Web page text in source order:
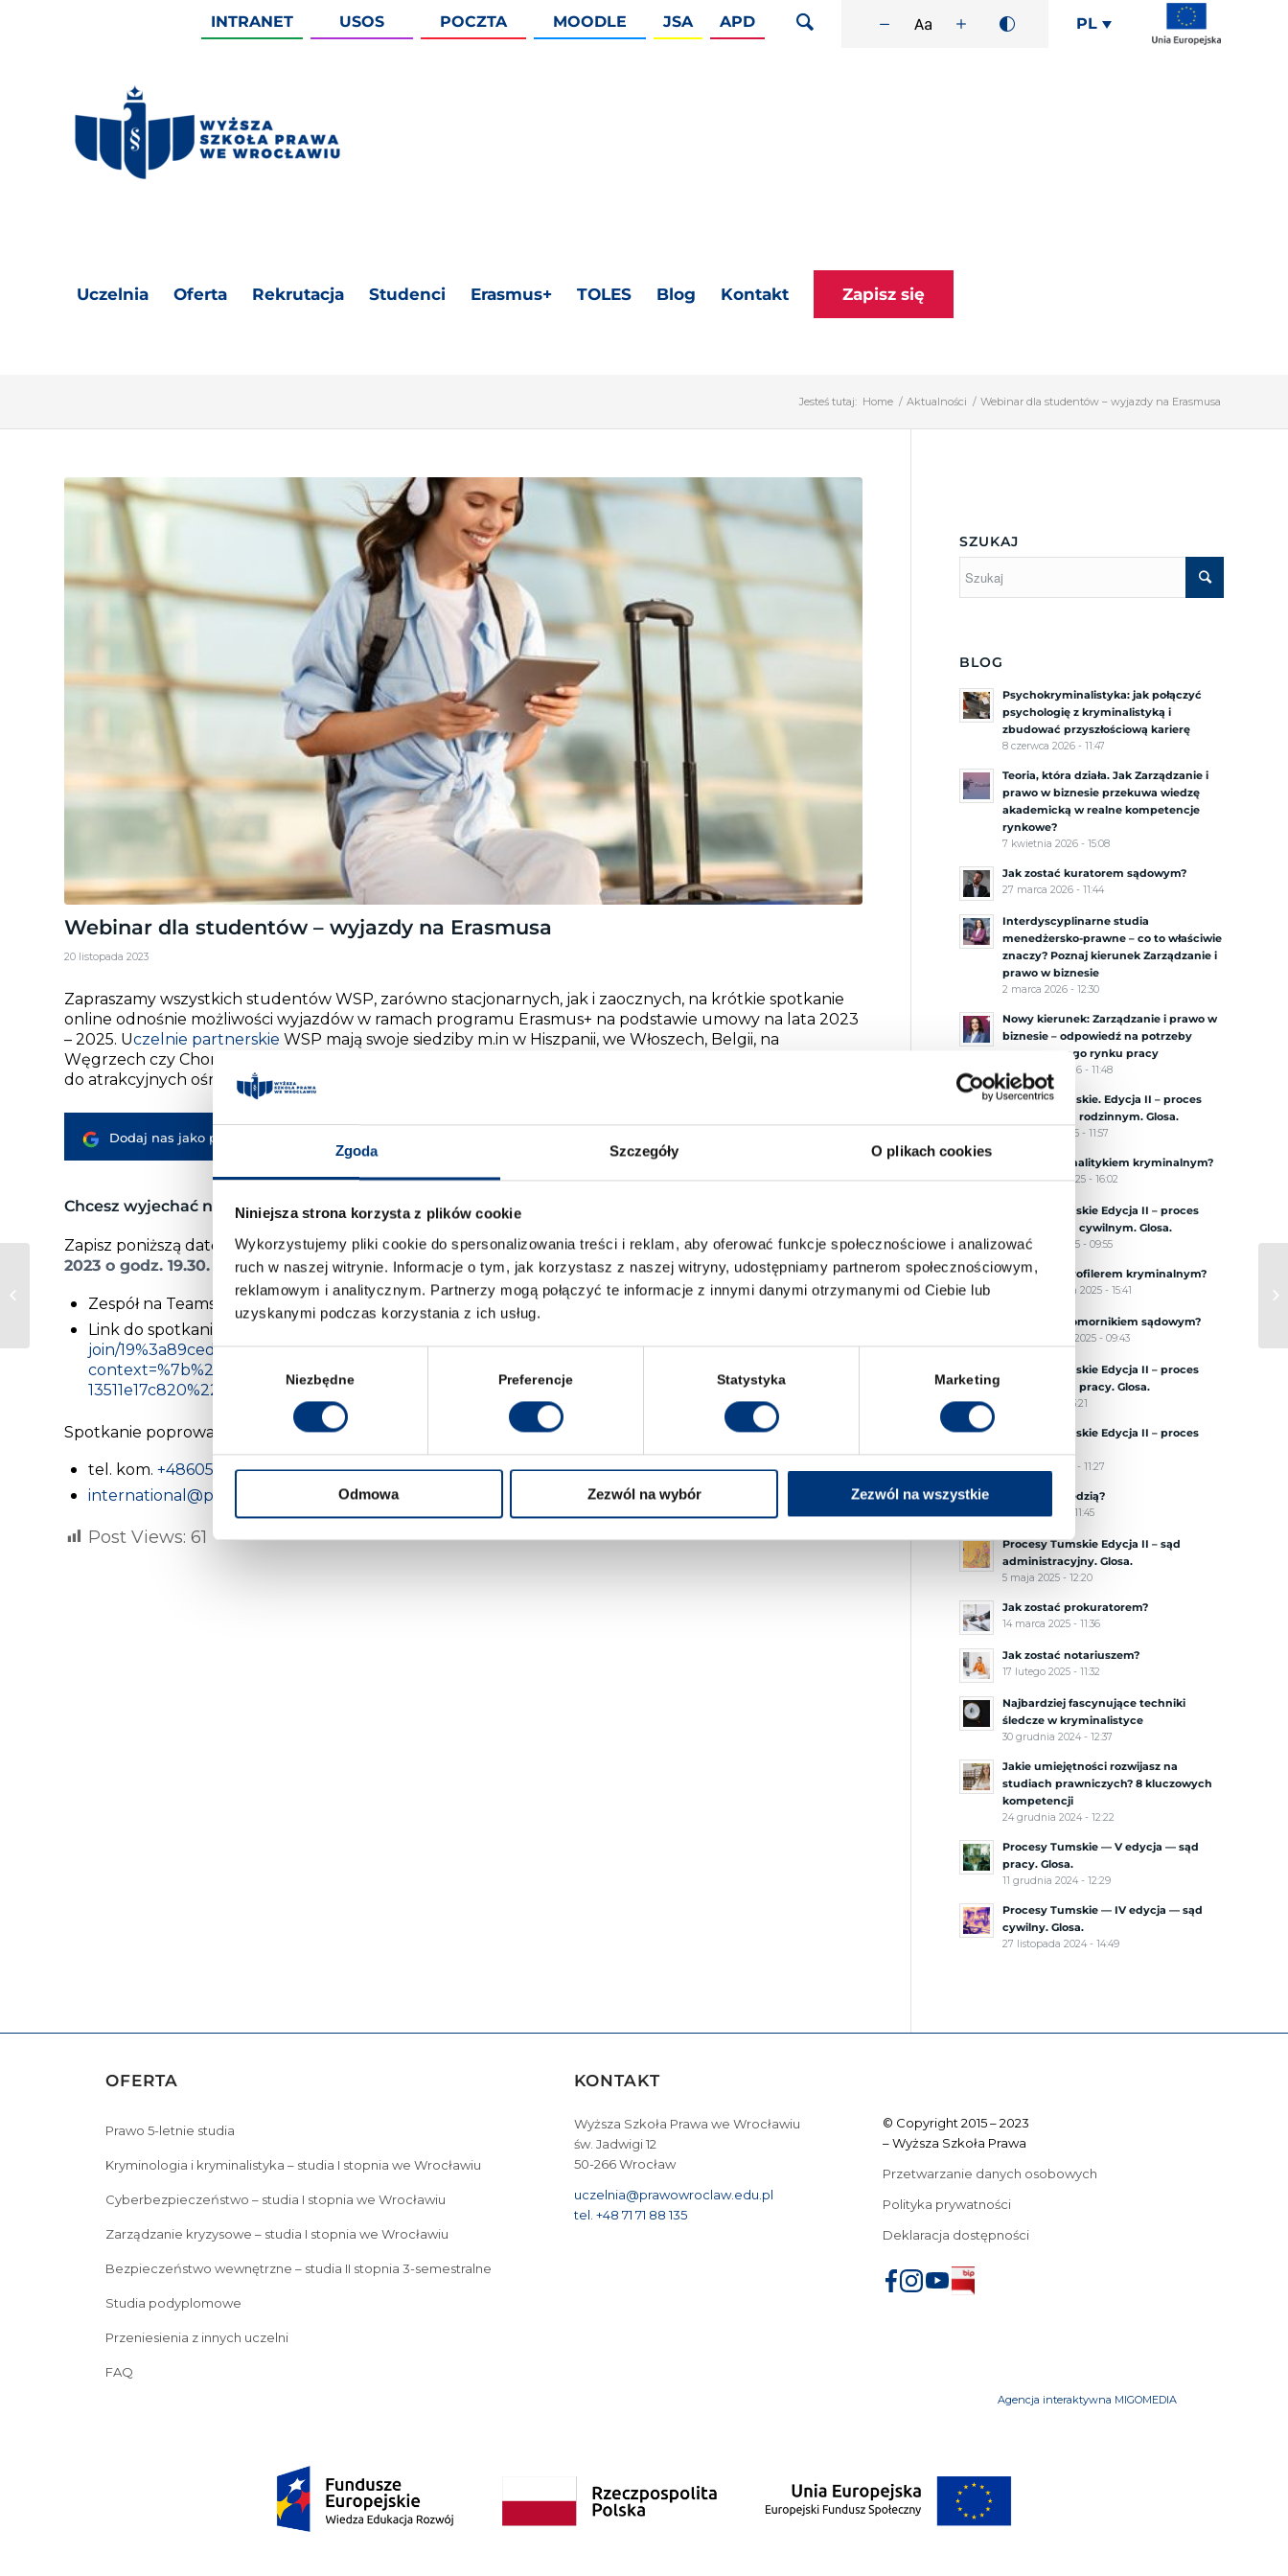
Zgoda Szczegóły O plikach cookies
Niniejsza strona korzysta z plików cookie
Wykorzystujemy pliki cookie do spersonalizowania treści i reklam, aby oferować funkcje społecznościowe i analizować
ruch w naszej witrynie. Informacje o tym, jak korzystasz z naszej witryny, udostępniamy partnerom społecznościowym,
reklamowym i analitycznym. Partnerzy mogą połączyć te informacje z innymi danymi otrzymanymi od Ciebie lub
uzyskanymi podczas korzystania z ich usług.
Wybór
zgody
Niezbędne Preferencje Statystyka Marketing
Odmowa Zezwól na wybór Zezwól na wszystkie
INTRANET USOS POCZTA MOODLE JSA APD PL
Uczelnia Oferta Rekrutacja Studenci Erasmus+ TOLES Blog Kontakt Zapisz się
Jesteś tutaj: Home / Aktualności / Webinar dla studentów – wyjazdy na Erasmusa
Webinar dla studentów – wyjazdy na Erasmusa
20 listopada 2023
Zapraszamy wszystkich studentów WSP, zarówno stacjonarnych, jak i zaocznych, na krótkie spotkanie
online odnośnie możliwości wyjazdów w ramach programu Erasmus+ na podstawie umowy na lata 2023
– 2025. Uczelnie partnerskie WSP mają swoje siedziby m.in w Hiszpanii, we Włoszech, Belgii, na
Węgrzech czy Chorwacji, studenci mają zatem możliwość wyjazdu na zagraniczne studia lub praktyki
do atrakcyjnych ośrodków akademickich.
Dodaj nas jako preferowane źródło w
Chcesz wyjechać na Erasmusa?
Zapisz poniższą datę w kalendarzu. Spotkanie odbędzie sięna platformie Teams w dniu 27 listopada
2023 o godz. 19.30.
Zespół na Teams – “Wyjazdy studenckie – program Erasmus+”; kod –
Link do spotkania:
join/19%3a89ced408cc174f059ba67a7030d0c56f%40thread.tacv2/1700121779760?
context=%7b%22Tid%22%3a%22608a74bc-132b-4848-819e-
13511e17c820%22%2c%22Oid%22%3a%225d5a29e1-c5af-414e-b6b5-df07cda5cec3%22%7d
Spotkanie poprowadzi Koordynator Programu Erasmus+ w WSP – mgr Agnieszka Madej. Kontakt:
tel. kom. +48605540698
international@prawowroclaw.edu.pl
Post Views: 61
SZUKAJ
BLOG
Psychokryminalistyka: jak połączyć
psychologię z kryminalistyką i
zbudować przyszłościową karierę
8 czerwca 2026 - 11:47
Teoria, która działa. Jak Zarządzanie i
prawo w biznesie przekuwa wiedzę
akademicką w realne kompetencje
rynkowe?
7 kwietnia 2026 - 15:08
Jak zostać kuratorem sądowym?
27 marca 2026 - 11:44
Interdyscyplinarne studia
menedżersko-prawne – co to właściwie
znaczy? Poznaj kierunek Zarządzanie i
prawo w biznesie
2 marca 2026 - 12:30
Nowy kierunek: Zarządzanie i prawo w
biznesie – odpowiedź na potrzeby
nowoczesnego rynku pracy
29 stycznia 2026 - 11:48
Procesy Tumskie. Edycja II – proces
przed sądem rodzinnym. Glosa.
18 grudnia 2025 - 11:57
Jak zostać analitykiem kryminalnym?
20 listopada 2025 - 16:02
Procesy Tumskie Edycja II – proces
przed sądem cywilnym. Glosa.
6 listopada 2025 - 09:55
Jak zostać profilerem kryminalnym?
17 października 2025 - 15:41
Jak zostać komornikiem sądowym?
1 października 2025 - 09:43
Procesy Tumskie Edycja II – proces
przed sądem pracy. Glosa.
3 lipca 2025 - 13:21
Procesy Tumskie Edycja II – proces
2 czerwca 2025 - 11:27
Jak zostać sędzią?
10 maja 2025 - 11:45
Procesy Tumskie Edycja II – sąd
administracyjny. Glosa.
5 maja 2025 - 12:20
Jak zostać prokuratorem?
14 marca 2025 - 11:36
Jak zostać notariuszem?
17 lutego 2025 - 11:32
Najbardziej fascynujące techniki
śledcze w kryminalistyce
30 grudnia 2024 - 12:37
Jakie umiejętności rozwijasz na
studiach prawniczych? 8 kluczowych
kompetencji
24 grudnia 2024 - 12:22
Procesy Tumskie — V edycja — sąd
pracy. Glosa.
11 grudnia 2024 - 12:29
Procesy Tumskie — IV edycja — sąd
cywilny. Glosa.
27 listopada 2024 - 14:49
OFERTA
Prawo 5-letnie studia
Kryminologia i kryminalistyka – studia I stopnia we Wrocławiu
Cyberbezpieczeństwo – studia I stopnia we Wrocławiu
Zarządzanie kryzysowe – studia I stopnia we Wrocławiu
Bezpieczeństwo wewnętrzne – studia II stopnia 3-semestralne
Studia podyplomowe
Przeniesienia z innych uczelni
FAQ
KONTAKT
Wyższa Szkoła Prawa we Wrocławiu
św. Jadwigi 12
50-266 Wrocław
uczelnia@prawowroclaw.edu.pl
tel. +48 71 71 88 135
© Copyright 2015 – 2023
– Wyższa Szkoła Prawa
Przetwarzanie danych osobowych
Polityka prywatności
Deklaracja dostępności
Agencja interaktywna MIGOMEDIA
Kandyduj do
Samorządu
Studenckiego!